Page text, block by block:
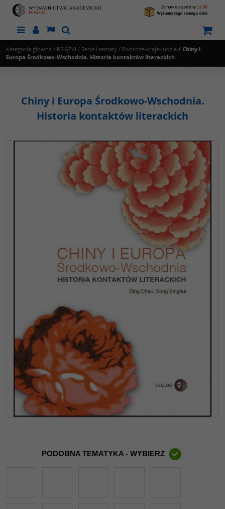
MenuPanelLangSzukaj
Kategoria główna / KSIĄŻKI / Serie i tematy / Podróże-kraje-ludzie / Chiny i
Europa Środkowo-Wschodnia. Historia kontaktów literackich
Chiny i Europa Środkowo-Wschodnia.
Historia kontaktów literackich
PODOBNA TEMATYKA - WYBIERZ